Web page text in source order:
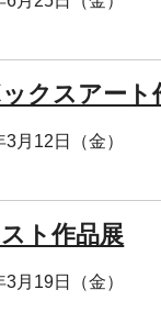
クスアート
月12日（金）
ト作品展
月19日（金）